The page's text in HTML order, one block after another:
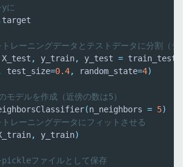
に
レーニングデータとテストデータに分割（テ
X_test , y_train, y_test =
test_size=0.4, random_state=4)
モデルを作成（近傍の数は5）
(n_neighbors = 5)
レーニングデータにフィットさせる
, y_train)
ファイルとして保存